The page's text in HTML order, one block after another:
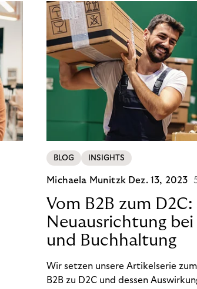
BLOG INSIGHTS
Michaela Munitzk Dez. 13, 2023
Vom B2B zum D2C:
Neuausrichtung
und Buchhaltung
Wir setzen unsere Artikelserie
B2B zu D2C und dessen